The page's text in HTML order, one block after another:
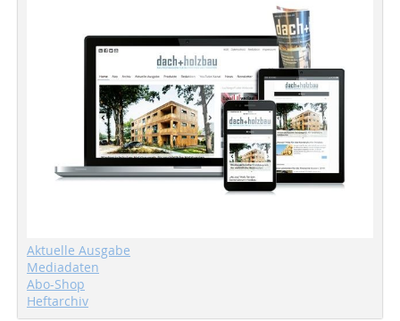
Aktuelle Ausgabe
Mediadaten
Abo-Shop
Heftarchiv